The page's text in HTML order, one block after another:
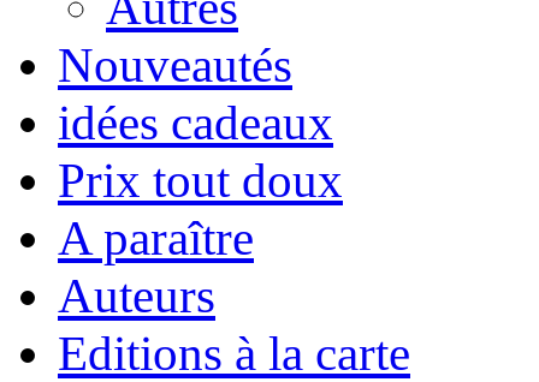
Nouveautés
idées cadeaux
Prix tout doux
A paraître
Auteurs
Editions à la carte